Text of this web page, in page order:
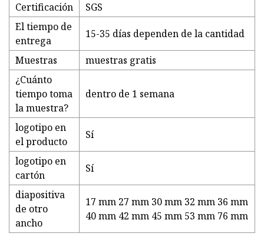
Certificación
SGS
El tiempo de
entrega
15-35 días dependen de la cantidad
Muestras
muestras gratis
¿Cuánto
tiempo toma
la muestra?
dentro de 1 semana
logotipo en
el producto
Sí
logotipo en
cartón
Sí
diapositiva
de otro
ancho
17 mm 27 mm 30 mm 32 mm 36 mm
40 mm 42 mm 45 mm 53 mm 76 mm